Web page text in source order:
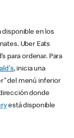
disponible en los
Uber Eats
para ordenar. Para
, inicia una
del menú inferior
dirección donde
está disponible